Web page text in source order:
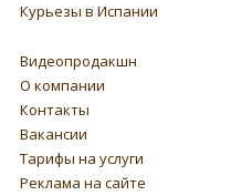
Курьезы в Испании
Видеопродакшн
О компании
Контакты
Вакансии
Тарифы на услуги
Реклама на сайте